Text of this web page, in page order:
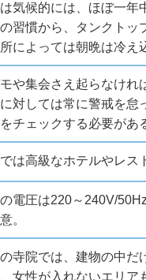
気候的には、ほぼ一
習慣から、タンクト
によっては朝晩は冷え
や集会さえ起らなけれ
対しては常に警戒を怠
チェックする必要があ
は高級なホテルやレス
電圧は220～240V/
。
寺院では、建物の中
女性が入れないエリ